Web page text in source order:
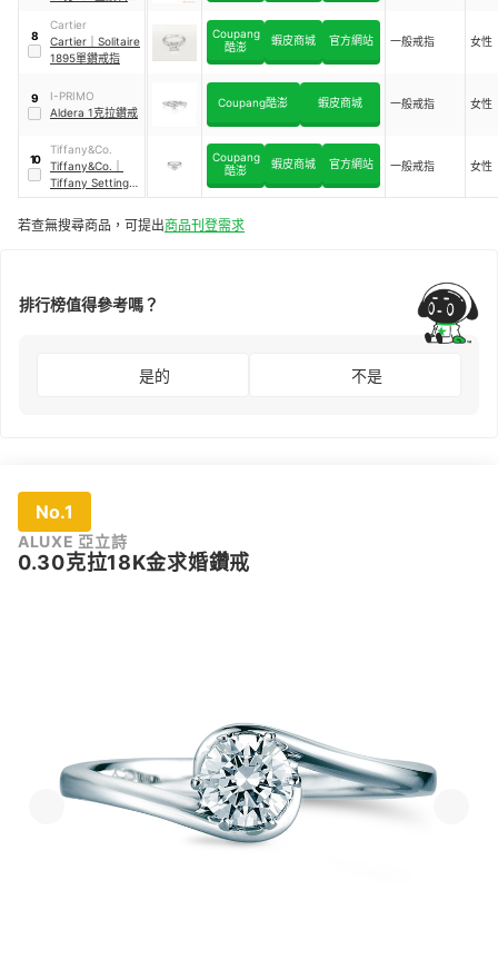
8
Cartier
Cartier
Solitaire
1895單鑽戒指
Coupang
酷澎
蝦皮商城 官方網站 一般戒指 女性
9
I-PRIMO
Aldera 1克拉鑽戒
Coupang酷澎 蝦皮商城 一般戒指 女性
10
Tiffany&Co.
Tiffany&Co.
Tiffany Setting
鉑金訂婚戒指
Coupang
酷澎
蝦皮商城 官方網站 一般戒指 女性
若查無搜尋商品，可提出商品刊登需求
排行榜值得參考嗎？
是的 不是
No.1
ALUXE 亞立詩
0.30克拉18K金求婚鑽戒